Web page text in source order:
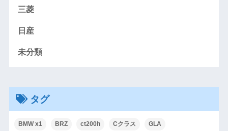
三菱
日産
未分類
タグ
BMW x1 BRZ ct200h Cクラス GLA